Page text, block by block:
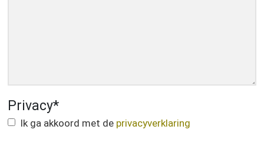
Privacy*
Ik ga akkoord met de privacyverklaring